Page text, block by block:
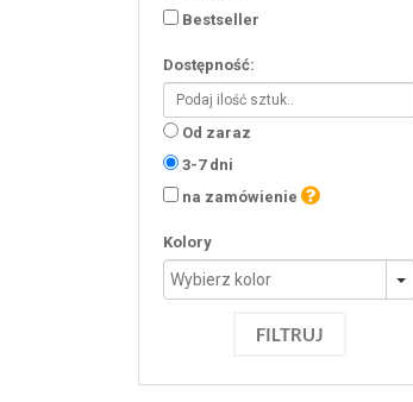
Bestseller
Dostępność:
Od zaraz
3-7 dni
na zamówienie
Kolory
FILTRUJ